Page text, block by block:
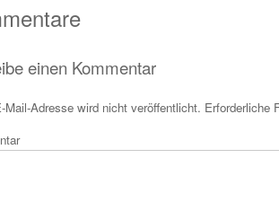
einen Kommentar
Mail-Adresse wird nicht veröffentlicht. Erforderliche